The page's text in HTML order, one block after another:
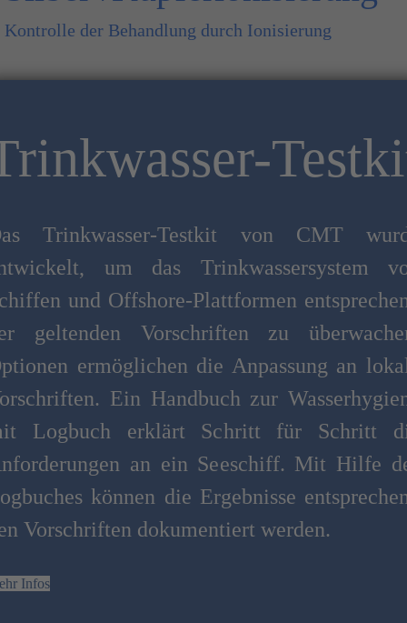
Kontrolle der Behandlung durch Ionisierung
Trinkwasser-Testkit von CMT
um das Trinkwassersystem
und Offshore-Plattformen
geltenden Vorschriften zu
ermöglichen die Anpassung an
Ein Handbuch zur
Logbuch erklärt Schritt für Schritt
an ein Seeschiff. Mit Hilfe
können die Ergebnisse
Vorschriften dokumentiert werden.
Infos